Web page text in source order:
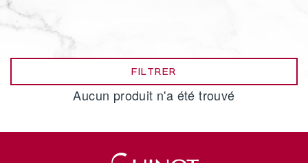
FILTRER
Aucun produit n'a été trouvé